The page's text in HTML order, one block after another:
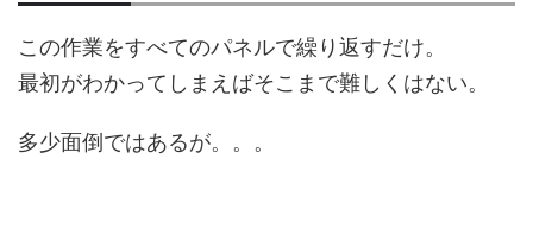
この作業をすべてのパネルで繰り返すだけ。
最初がわかってしまえばそこまで難しくはない。
多少面倒ではあるが。。。